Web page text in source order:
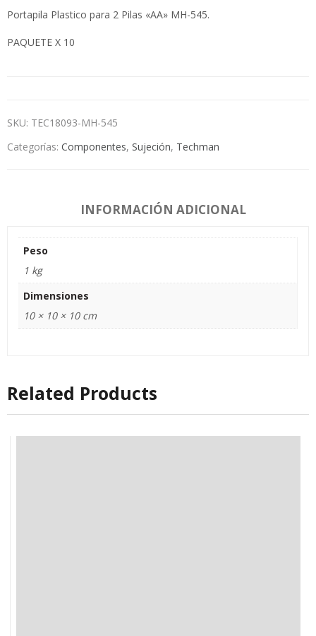
Portapila Plastico para 2 Pilas «AA» MH-545.
PAQUETE X 10
SKU: TEC18093-MH-545
Categorías: Componentes, Sujeción, Techman
INFORMACIÓN ADICIONAL
Peso
1 kg
Dimensiones
10 × 10 × 10 cm
Related Products